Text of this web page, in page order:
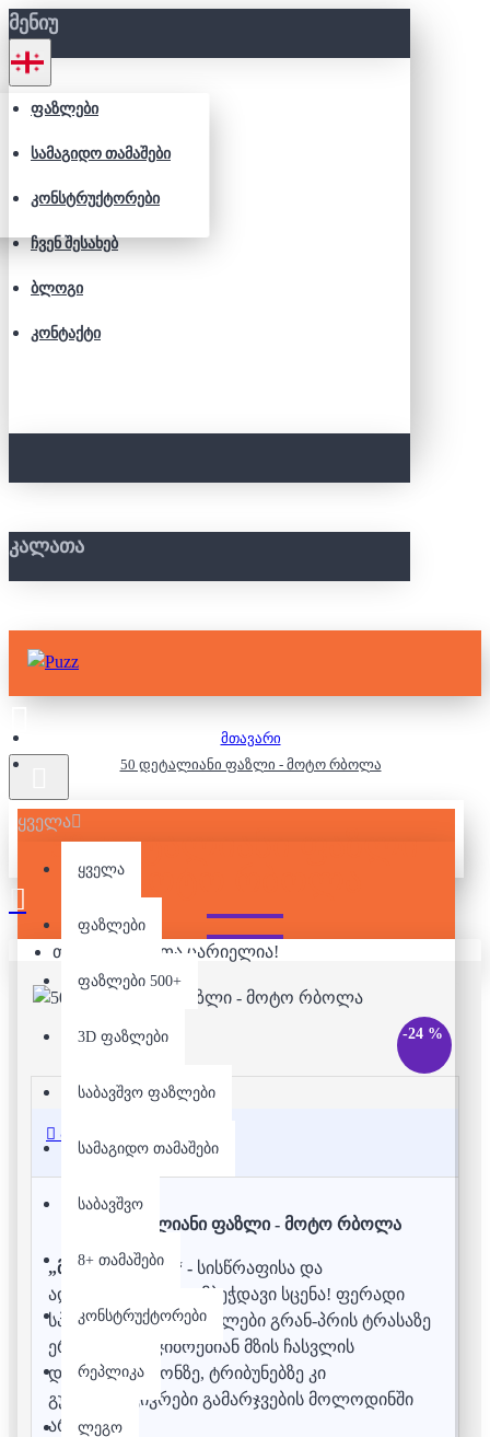
ᲛᲔᲜᲘᲣ
ᲤᲐᲖᲚᲔᲑᲘ
ᲡᲐᲛᲐᲒᲘᲓᲝ ᲗᲐᲛᲐᲨᲔᲑᲘ
ᲙᲝᲜᲡᲢᲠᲣᲥᲢᲝᲠᲔᲑᲘ
ᲩᲕᲔᲜ ᲨᲔᲡᲐᲮᲔᲑ
ᲑᲚᲝᲒᲘ
ᲙᲝᲜᲢᲐᲥᲢᲘ
ᲙᲐᲚᲐᲗᲐ
ყველა
ყველა
ფაზლები
ფაზლები 500+
3D ფაზლები
საბავშვო ფაზლები
სამაგიდო თამაშები
საბავშვო
8+ თამაშები
კონსტრუქტორები
რეპლიკა
ლეგო
თქვენი კალათა ცარიელია!
მთავარი
50 დეტალიანი ფაზლი - მოტო რბოლა
50 ᲓᲔᲢᲐᲚᲘᲐᲜᲘ ᲤᲐᲖᲚᲘ -
-24 %
აღწერა
50 დეტალიანი ფაზლი - მოტო რბოლა
„მოტო რბოლა“ - სისწრაფისა და
ადრენალინის შთამბეჭდავი სცენა! ფერადი
სპორტული მოტოციკლები გრან-პრის ტრასაზე
ერთმანეთს ეჯიბრებიან მზის ჩასვლის
დრამატულ ფონზე, ტრიბუნებზე კი
გულშემატკივრები გამარჯვების მოლოდინში
არიან.